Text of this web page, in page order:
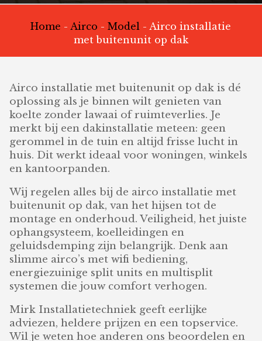
Home - Airco -Model - Airco installatie
met buitenunit op dak
Airco installatie met buitenunit op dak is dé
oplossing als je binnen wilt genieten van
koelte zonder lawaai of ruimteverlies. Je
merkt bij een dakinstallatie meteen: geen
gerommel in de tuin en altijd frisse lucht in
huis. Dit werkt ideaal voor woningen, winkels
en kantoorpanden.
Wij regelen alles bij de airco installatie met
buitenunit op dak, van het hijsen tot de
montage en onderhoud. Veiligheid, het juiste
ophangsysteem, koelleidingen en
geluidsdemping zijn belangrijk. Denk aan
slimme airco’s met wifi bediening,
energiezuinige split units en multisplit
systemen die jouw comfort verhogen.
Mirk Installatietechniek geeft eerlijke
adviezen, heldere prijzen en een topservice.
Wil je weten hoe anderen ons beoordelen en